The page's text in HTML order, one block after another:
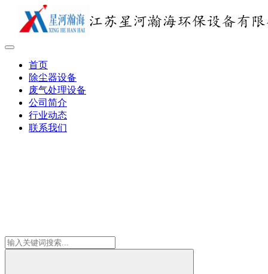
首页
除尘器设备
废气处理设备
公司简介
行业动态
联系我们